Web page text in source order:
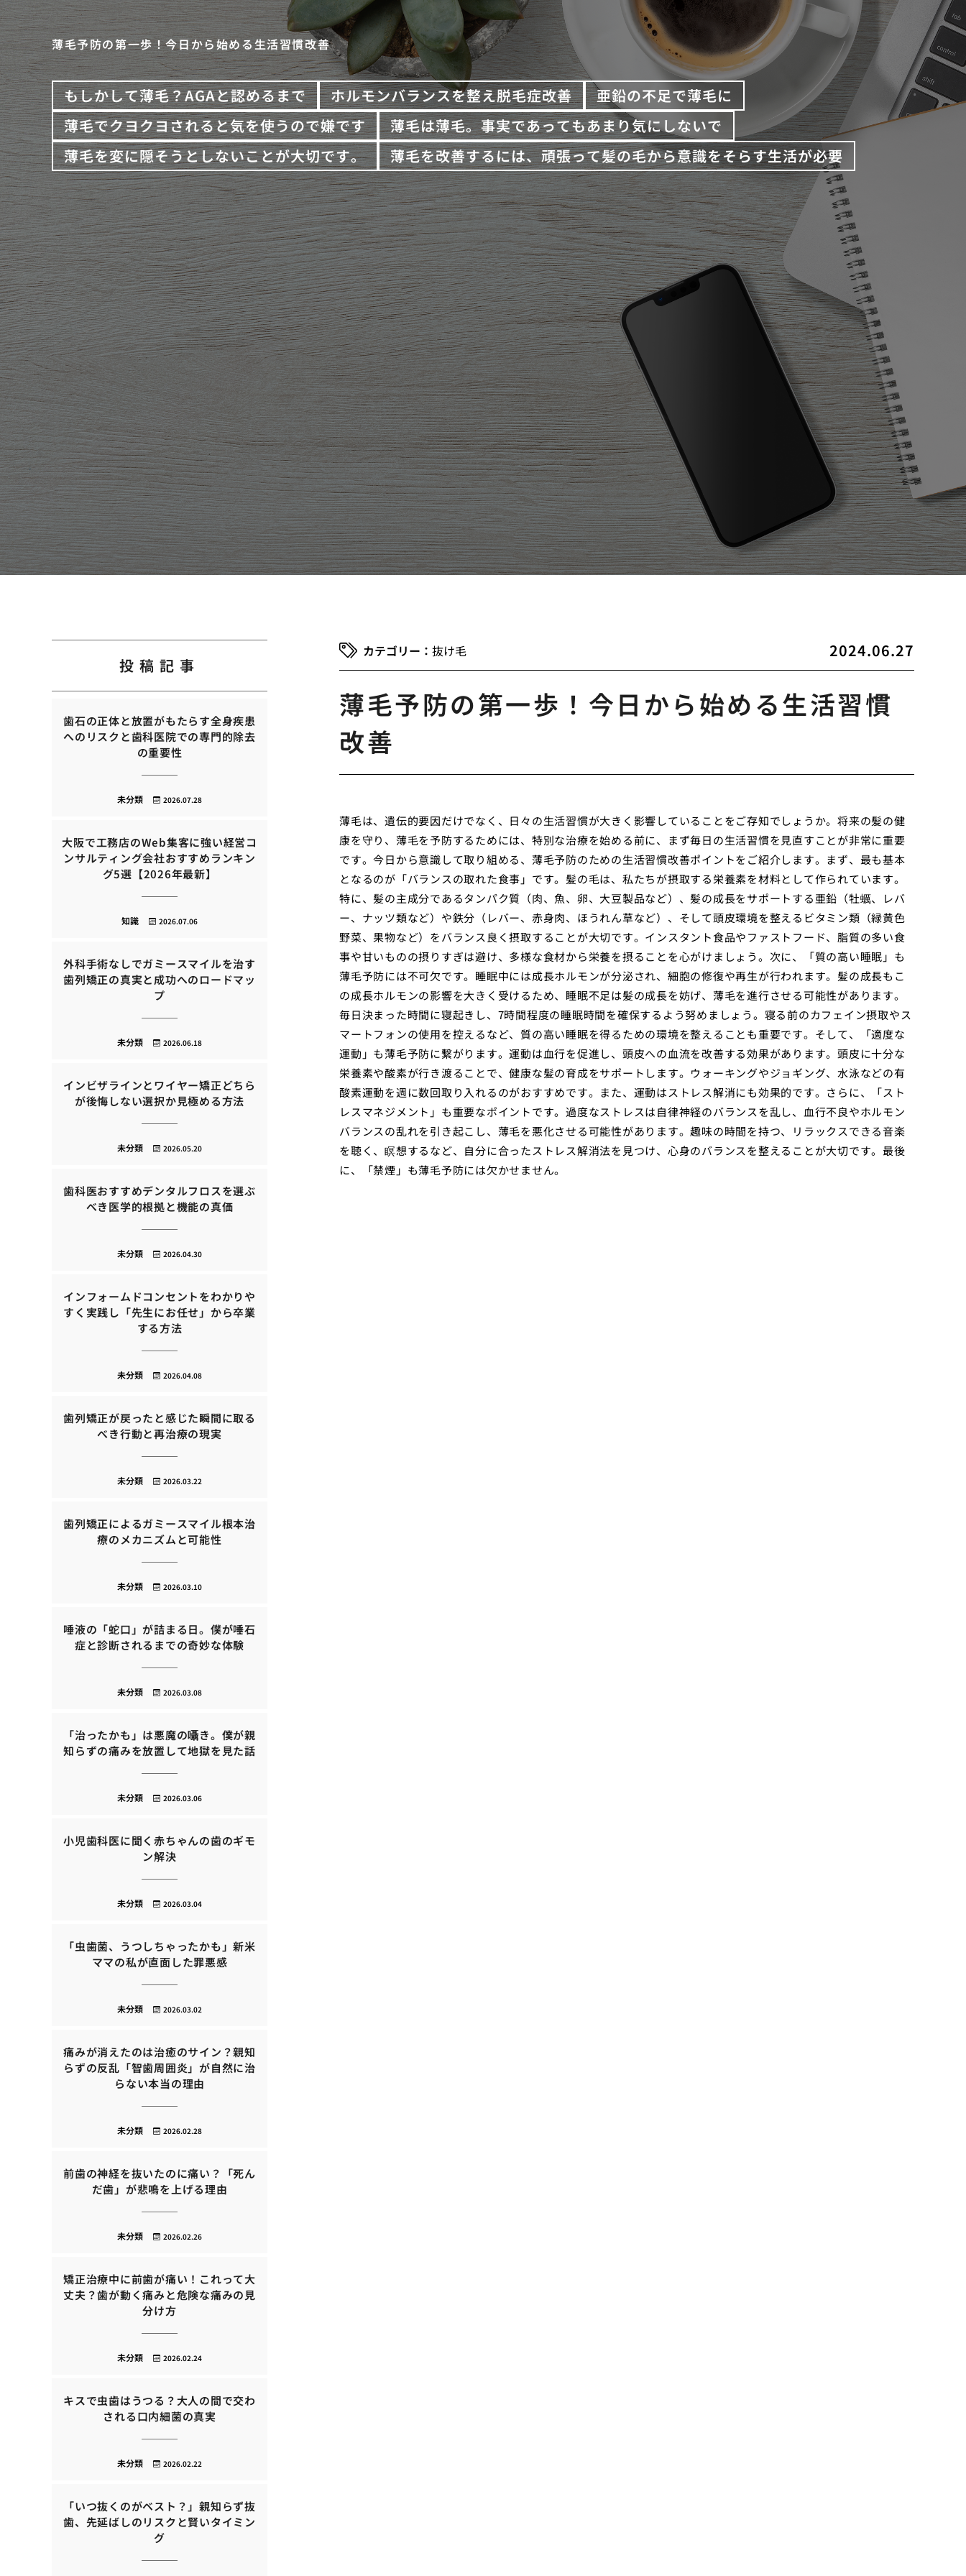
薄毛予防の第一歩！今日から始める生活習慣改善
もしかして薄毛？AGAと認めるまで ホルモンバランスを整え脱毛症改善
亜鉛の不足で薄毛に
薄毛でクヨクヨされると気を使うので嫌です
薄毛は薄毛。事実であってもあまり気にしないで
薄毛を変に隠そうとしないことが大切です。
薄毛を改善するには、頑張って髪の毛から意識をそらす生活が必要
2024.06.27
抜け毛
薄毛予防の第一歩！今日から始める生活習慣
改善
薄毛は、遺伝的要因だけでなく、日々の生活習慣が大きく影響していることをご存知でしょうか。将来の髪の健
康を守り、薄毛を予防するためには、特別な治療を始める前に、まず毎日の生活習慣を見直すことが非常に重要
です。今日から意識して取り組める、薄毛予防のための生活習慣改善ポイントをご紹介します。まず、最も基本
となるのが「バランスの取れた食事」です。髪の毛は、私たちが摂取する栄養素を材料として作られています。
特に、髪の主成分であるタンパク質（肉、魚、卵、大豆製品など）、髪の成長をサポートする亜鉛（牡蠣、レバ
ー、ナッツ類など）や鉄分（レバー、赤身肉、ほうれん草など）、そして頭皮環境を整えるビタミン類（緑黄色
野菜、果物など）をバランス良く摂取することが大切です。インスタント食品やファストフード、脂質の多い食
事や甘いものの摂りすぎは避け、多様な食材から栄養を摂ることを心がけましょう。次に、「質の高い睡眠」も
薄毛予防には不可欠です。睡眠中には成長ホルモンが分泌され、細胞の修復や再生が行われます。髪の成長もこ
の成長ホルモンの影響を大きく受けるため、睡眠不足は髪の成長を妨げ、薄毛を進行させる可能性があります。
毎日決まった時間に寝起きし、7時間程度の睡眠時間を確保するよう努めましょう。寝る前のカフェイン摂取やス
マートフォンの使用を控えるなど、質の高い睡眠を得るための環境を整えることも重要です。そして、「適度な
運動」も薄毛予防に繋がります。運動は血行を促進し、頭皮への血流を改善する効果があります。頭皮に十分な
栄養素や酸素が行き渡ることで、健康な髪の育成をサポートします。ウォーキングやジョギング、水泳などの有
酸素運動を週に数回取り入れるのがおすすめです。また、運動はストレス解消にも効果的です。さらに、「スト
レスマネジメント」も重要なポイントです。過度なストレスは自律神経のバランスを乱し、血行不良やホルモン
バランスの乱れを引き起こし、薄毛を悪化させる可能性があります。趣味の時間を持つ、リラックスできる音楽
を聴く、瞑想するなど、自分に合ったストレス解消法を見つけ、心身のバランスを整えることが大切です。最後
に、「禁煙」も薄毛予防には欠かせません。
投稿記事
歯石の正体と放置がもたらす全身疾患
へのリスクと歯科医院での専門的除去
の重要性
2026.07.28
未分類
大阪で工務店のWeb集客に強い経営コ
ンサルティング会社おすすめランキン
グ5選【2026年最新】
2026.07.06
知識
外科手術なしでガミースマイルを治す
歯列矯正の真実と成功へのロードマッ
プ
2026.06.18
未分類
インビザラインとワイヤー矯正どちら
が後悔しない選択か見極める方法
2026.05.20
未分類
歯科医おすすめデンタルフロスを選ぶ
べき医学的根拠と機能の真価
2026.04.30
未分類
インフォームドコンセントをわかりや
すく実践し「先生にお任せ」から卒業
する方法
2026.04.08
未分類
歯列矯正が戻ったと感じた瞬間に取る
べき行動と再治療の現実
2026.03.22
未分類
歯列矯正によるガミースマイル根本治
療のメカニズムと可能性
2026.03.10
未分類
唾液の「蛇口」が詰まる日。僕が唾石
症と診断されるまでの奇妙な体験
2026.03.08
未分類
「治ったかも」は悪魔の囁き。僕が親
知らずの痛みを放置して地獄を見た話
2026.03.06
未分類
小児歯科医に聞く赤ちゃんの歯のギモ
ン解決
2026.03.04
未分類
「虫歯菌、うつしちゃったかも」新米
ママの私が直面した罪悪感
2026.03.02
未分類
痛みが消えたのは治癒のサイン？親知
らずの反乱「智歯周囲炎」が自然に治
らない本当の理由
2026.02.28
未分類
前歯の神経を抜いたのに痛い？「死ん
だ歯」が悲鳴を上げる理由
2026.02.26
未分類
矯正治療中に前歯が痛い！これって大
丈夫？歯が動く痛みと危険な痛みの見
分け方
2026.02.24
未分類
キスで虫歯はうつる？大人の間で交わ
される口内細菌の真実
2026.02.22
未分類
「いつ抜くのがベスト？」親知らず抜
歯、先延ばしのリスクと賢いタイミン
グ